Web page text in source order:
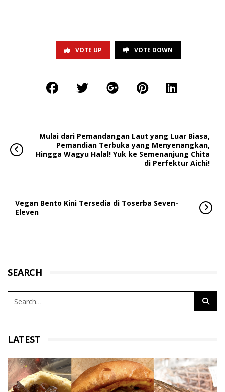
VOTE UP VOTE DOWN
Mulai dari Pemandangan Laut yang Luar Biasa,
Pemandian Terbuka yang Menyenangkan,
Hingga Wagyu Halal! Yuk ke Semenanjung Chita
di Perfektur Aichi!
Vegan Bento Kini Tersedia di Toserba Seven-
Eleven
SEARCH
LATEST